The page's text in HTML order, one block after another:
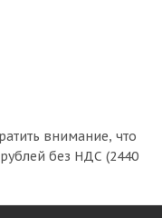
внимание, что
без НДС (2440